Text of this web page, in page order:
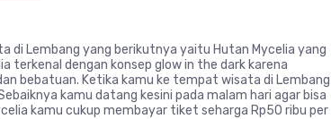
di Lembang yang berikutnya yaitu Hutan Mycelia yang
terkenal dengan konsep glow in the dark karena
bebatuan. Ketika kamu ke tempat wisata di Lembang
kamu datang kesini pada malam hari agar bisa
kamu cukup membayar tiket seharga Rp50 ribu per